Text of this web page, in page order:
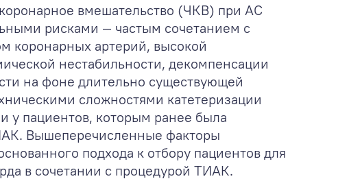
вмешательство (ЧКВ) при АС
рисками — частым сочетанием с
коронарных артерий, высокой
нестабильности, декомпенсации
на фоне длительно существующей
сложностями катетеризации
у пациентов, которым ранее была
Вышеперечисленные факторы
подхода к отбору пациентов для
в сочетании с процедурой ТИАК.